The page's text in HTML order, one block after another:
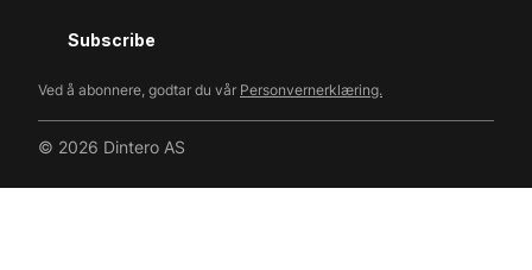
Ved å abonnere, godtar du vår Personvernerklæring.
© 2026 Dintero AS